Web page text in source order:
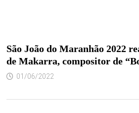
São João do Maranhão 2022
de Makarra, compositor de
01/06/2022